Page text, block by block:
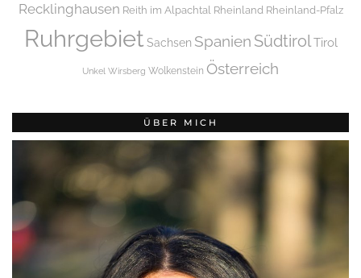
Recklinghausen Reith im Alpachtal Rheinland Rheinland-Pfalz
Ruhrgebiet Sachsen Spanien SüdtirolTirol
Unkel Wirsberg Wolkenstein Österreich
ÜBER MICH